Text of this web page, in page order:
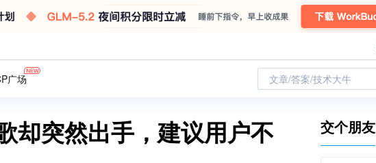
广场 文章/答案/技术大牛
却突然出手，建议用户不 交个朋友